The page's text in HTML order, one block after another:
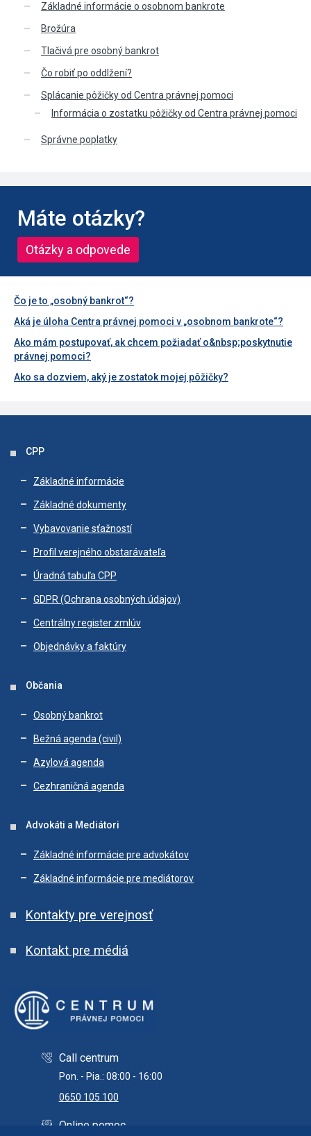
Základné informácie o osobnom bankrote
Brožúra
Tlačivá pre osobný bankrot
Čo robiť po oddlžení?
Splácanie pôžičky od Centra právnej pomoci
Informácia o zostatku pôžičky od Centra právnej pomoci
Správne poplatky
Máte otázky?
Otázky a odpovede
Čo je to „osobný bankrot“?
Aká je úloha Centra právnej pomoci v „osobnom bankrote“?
Ako mám postupovať, ak chcem požiadať o&nbsp;poskytnutie
právnej pomoci?
Ako sa dozviem, aký je zostatok mojej pôžičky?
CPP
Základné informácie
Základné dokumenty
Vybavovanie sťažností
Profil verejného obstarávateľa
Úradná tabuľa CPP
GDPR (Ochrana osobných údajov)
Centrálny register zmlúv
Objednávky a faktúry
Občania
Osobný bankrot
Bežná agenda (civil)
Azylová agenda
Cezhraničná agenda
Advokáti a Mediátori
Základné informácie pre advokátov
Základné informácie pre mediátorov
Kontakty pre verejnosť
Kontakt pre médiá
Call centrum
Pon. - Pia.: 08:00 - 16:00
0650 105 100
Online pomoc